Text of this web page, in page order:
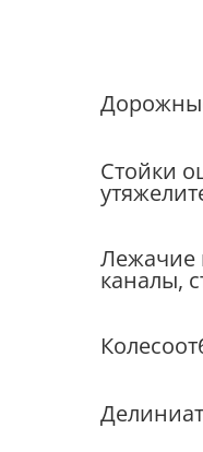
Стойки
Лежачие
каналы,